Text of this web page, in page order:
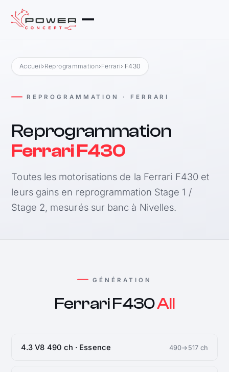
Accueil›Reprogrammation›Ferrari› F430
REPROGRAMMATION · FERRARI
Reprogrammation
Ferrari F430
Toutes les motorisations de la Ferrari F430 et
leurs gains en reprogrammation Stage 1 /
Stage 2, mesurés sur banc à Nivelles.
GÉNÉRATION
Ferrari F430All
4.3 V8 490 ch · Essence 490→517 ch